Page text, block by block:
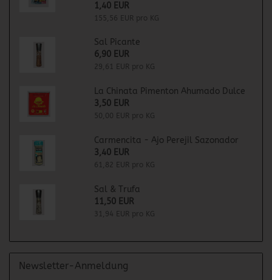
1,40 EUR
155,56 EUR pro KG
Sal Picante
6,90 EUR
29,61 EUR pro KG
La Chinata Pimenton Ahumado Dulce
3,50 EUR
50,00 EUR pro KG
Carmencita - Ajo Perejil Sazonador
3,40 EUR
61,82 EUR pro KG
Sal & Trufa
11,50 EUR
31,94 EUR pro KG
Newsletter-Anmeldung